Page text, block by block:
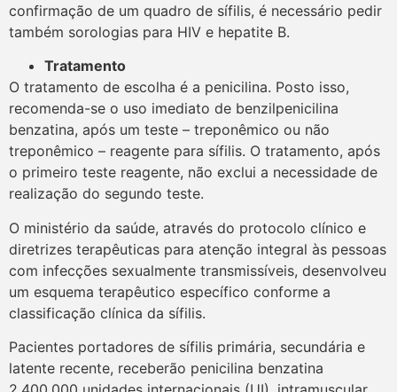
confirmação de um quadro de sífilis, é necessário pedir
também sorologias para HIV e hepatite B.
Tratamento
O tratamento de escolha é a penicilina. Posto isso,
recomenda-se o uso imediato de benzilpenicilina
benzatina, após um teste – treponêmico ou não
treponêmico – reagente para sífilis. O tratamento, após
o primeiro teste reagente, não exclui a necessidade de
realização do segundo teste.
O ministério da saúde, através do protocolo clínico e
diretrizes terapêuticas para atenção integral às pessoas
com infecções sexualmente transmissíveis, desenvolveu
um esquema terapêutico específico conforme a
classificação clínica da sífilis.
Pacientes portadores de sífilis primária, secundária e
latente recente, receberão penicilina benzatina